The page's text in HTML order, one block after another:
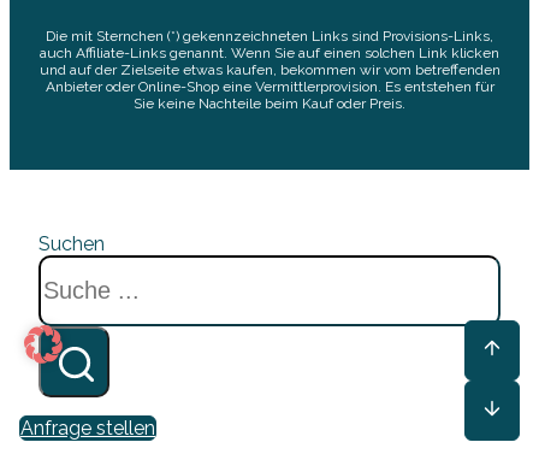
Die mit Sternchen (*) gekennzeichneten Links sind Provisions-Links,
auch Affiliate-Links genannt. Wenn Sie auf einen solchen Link klicken
und auf der Zielseite etwas kaufen, bekommen wir vom betreffenden
Anbieter oder Online-Shop eine Vermittlerprovision. Es entstehen für
Sie keine Nachteile beim Kauf oder Preis.
Anfrage stellen
Suchen